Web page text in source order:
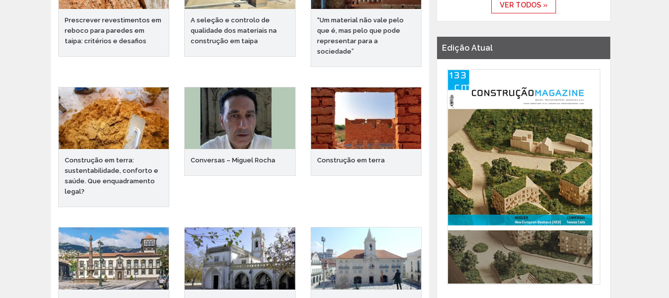
Prescrever revestimentos em
reboco para paredes em
taipa: critérios e desafios
A seleção e controlo de
qualidade dos materiais na
construção em taipa
“Um material não vale pelo
que é, mas pelo que pode
representar para a
sociedade”
Construção em terra:
sustentabilidade, conforto e
saúde. Que enquadramento
legal?
Conversas – Miguel Rocha Construção em terra
VER TODOS »
Edição Atual